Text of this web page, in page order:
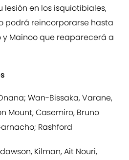
lesión en los isquiotibiales,
podrá reincorporarse hasta
Mainoo que reaparecerá a
Wan-Bissaka, Varane,
Mount, Casemiro, Bruno
Rashford
Kilman, Ait Nouri,